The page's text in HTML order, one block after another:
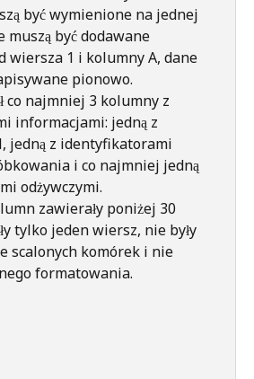
być wymienione na jednej
muszą być dodawane
wiersza 1 i kolumny A, dane
pionowo.
co najmniej 3 kolumny z
informacjami: jedną z
jedną z identyfikatorami
i co najmniej jedną
odżywczymi.
zawierały poniżej 30
tylko jeden wiersz, nie były
scalonych komórek i nie
formatowania.